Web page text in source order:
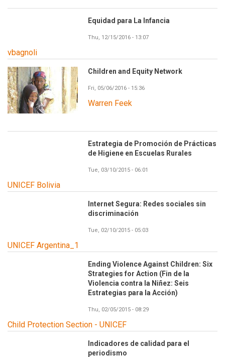
Equidad para La Infancia
Thu, 12/15/2016 - 13:07
vbagnoli
Children and Equity Network
Fri, 05/06/2016 - 15:36
Warren Feek
Estrategia de Promoción de Prácticas
de Higiene en Escuelas Rurales
Tue, 03/10/2015 - 06:01
UNICEF Bolivia
Internet Segura: Redes sociales sin
discriminación
Tue, 02/10/2015 - 05:03
UNICEF Argentina_1
Ending Violence Against Children: Six
Strategies for Action (Fin de la
Violencia contra la Niñez: Seis
Estrategias para la Acción)
Thu, 02/05/2015 - 08:29
Child Protection Section - UNICEF
Indicadores de calidad para el
periodismo